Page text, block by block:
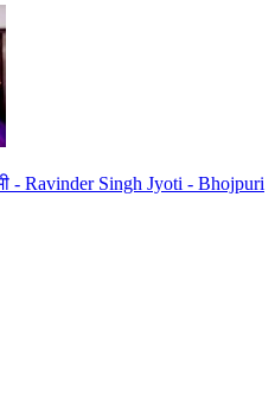
- Ravinder Singh Jyoti - Bhojpuri